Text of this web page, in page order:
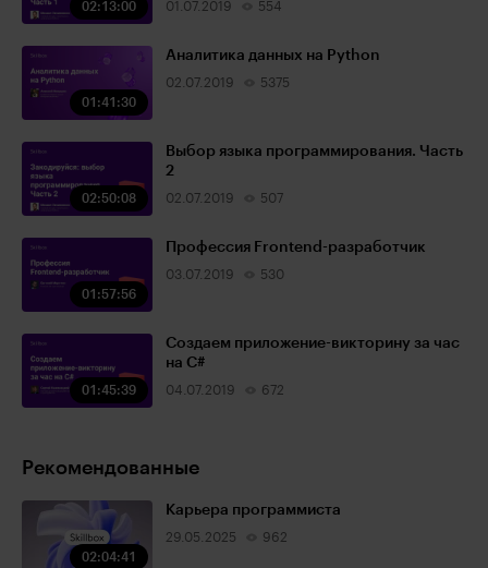
02:13:00 01.07.2019 554
01:41:30
Аналитика данных на Python
02.07.2019 5375
02:50:08
Выбор языка программирования. Часть
2
02.07.2019 507
01:57:56
Профессия Frontend-разработчик
03.07.2019 530
01:45:39
Создаем приложение-викторину за час
на C#
04.07.2019 672
Рекомендованные
02:04:41
Карьера программиста
29.05.2025 962